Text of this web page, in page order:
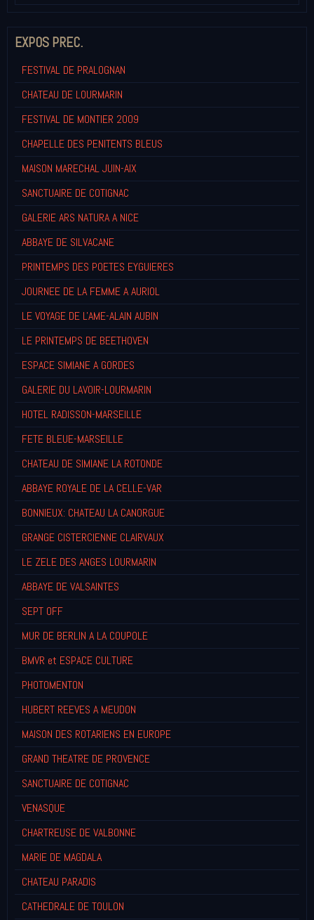
EXPOS PREC.
FESTIVAL DE PRALOGNAN
CHATEAU DE LOURMARIN
FESTIVAL DE MONTIER 2009
CHAPELLE DES PENITENTS BLEUS
MAISON MARECHAL JUIN-AIX
SANCTUAIRE DE COTIGNAC
GALERIE ARS NATURA A NICE
ABBAYE DE SILVACANE
PRINTEMPS DES POETES EYGUIERES
JOURNEE DE LA FEMME A AURIOL
LE VOYAGE DE L'AME-ALAIN AUBIN
LE PRINTEMPS DE BEETHOVEN
ESPACE SIMIANE A GORDES
GALERIE DU LAVOIR-LOURMARIN
HOTEL RADISSON-MARSEILLE
FETE BLEUE-MARSEILLE
CHATEAU DE SIMIANE LA ROTONDE
ABBAYE ROYALE DE LA CELLE-VAR
BONNIEUX: CHATEAU LA CANORGUE
GRANGE CISTERCIENNE CLAIRVAUX
LE ZELE DES ANGES LOURMARIN
ABBAYE DE VALSAINTES
SEPT OFF
MUR DE BERLIN A LA COUPOLE
BMVR et ESPACE CULTURE
PHOTOMENTON
HUBERT REEVES A MEUDON
MAISON DES ROTARIENS EN EUROPE
GRAND THEATRE DE PROVENCE
SANCTUAIRE DE COTIGNAC
VENASQUE
CHARTREUSE DE VALBONNE
MARIE DE MAGDALA
CHATEAU PARADIS
CATHEDRALE DE TOULON